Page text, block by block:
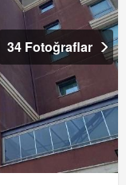
34 Fotoğraflar